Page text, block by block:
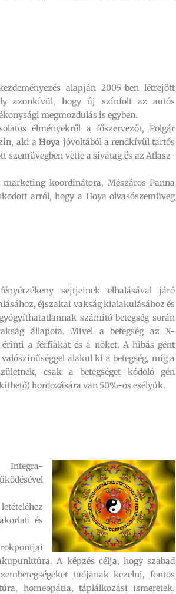
alapján 2005-ben létrejött
azonkívül, hogy új színfolt az autós
megmozdulás is egyben.
élményekről a főszervezőt, Polgár
aki aHoya jóvoltából a rendkívül tartós
szemüvegben vette a sivatag és az Atlasz-
koordinátora, Mészáros Panna
arról, hogy a Hoya olvasószemüveg
sejtjeinek elhalásával járó
éjszakai vakság kialakulásához és
számító betegség során
állapota. Mivel a betegség az X-
a férfiakat és a nőket. A hibás gént
alakul ki a betegség, míg a
csak a betegséget kódoló gén
hordozására van 50%-os esélyük.
és
A képzés célja, hogy szabad
tudjanak kezelni, fontos
homeopátia, táplálkozási ismeretek.